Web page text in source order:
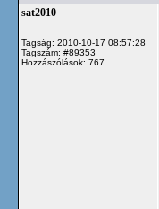
sat2010
Tagság: 2010-10-17 08:57:28
Tagszám: #89353
Hozzászólások: 767